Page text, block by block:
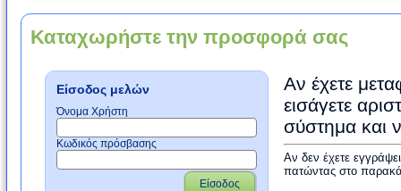
Καταχωρήστε την προσφορά σας
Είσοδος μελών
Όνομα Χρήστη
Κωδικός πρόσβασης
Είσοδος
Αν έχετε
εισάγετε
σύστημα και
Αν δεν έχετε
πατώντας στο